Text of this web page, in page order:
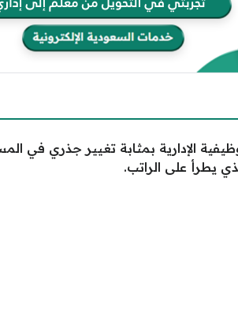
الإدارية بمثابة تغيير جذري في
يطرأ على الراتب.